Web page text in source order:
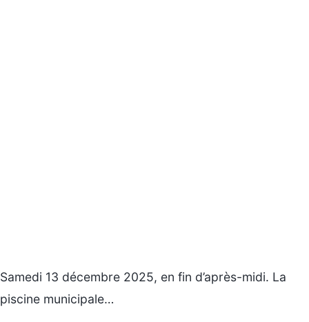
Samedi 13 décembre 2025, en fin d’après-midi. La
piscine municipale…